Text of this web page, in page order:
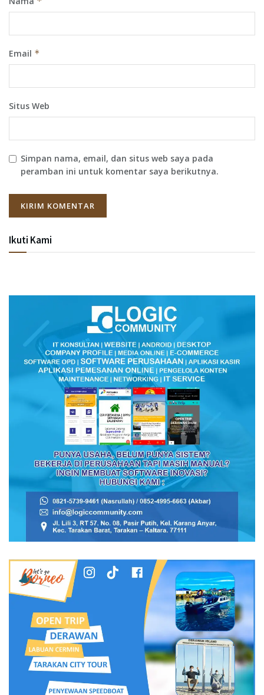
Email *
Situs Web
Simpan nama, email, dan situs web saya pada
peramban ini untuk komentar saya berikutnya.
Ikuti Kami